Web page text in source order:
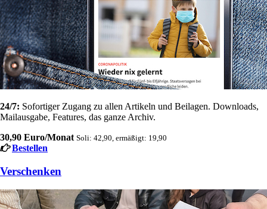
24/7: Sofortiger Zugang zu allen Artikeln und Beilagen. Downloads,
Mailausgabe, Features, das ganze Archiv.
30,90 Euro/Monat Soli: 42,90, ermäßigt: 19,90
Bestellen
Verschenken